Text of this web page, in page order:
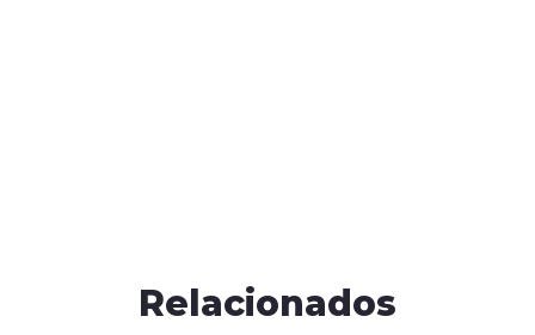
Relacionados